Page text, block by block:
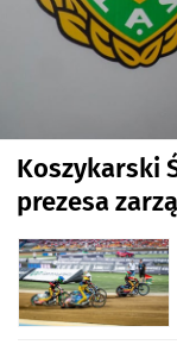
Koszykarski
prezesa